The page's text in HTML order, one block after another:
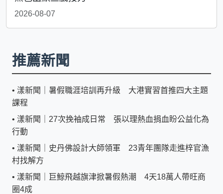
2026-08-07
推薦新聞
• 漾新聞｜暑假職涯培訓再升級 大港實習首推四大主題
課程
• 漾新聞｜27次挽袖成日常 張以理熱血捐血盼公益化為
行動
• 漾新聞｜史丹佛設計大師領軍 23青年團隊走進梓官漁
村找解方
• 漾新聞｜巨鯨飛越旗津掀暑假熱潮 4天18萬人帶旺商
圈4成